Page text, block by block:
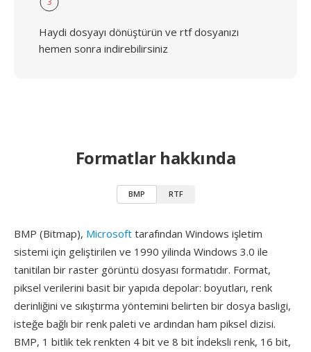
Haydi dosyayı dönüştürün ve rtf dosyanızı
hemen sonra indirebilirsiniz
Formatlar hakkında
BMP RTF
BMP (Bitmap), Microsoft tarafından Windows işletim
sistemi için geliştirilen ve 1990 yilinda Windows 3.0 ile
tanitilan bir raster görüntü dosyası formatıdır. Format,
piksel verilerini basit bir yapıda depolar: boyutları, renk
derinliğini ve sıkıştırma yöntemini belirten bir dosya basligi,
isteğe bağlı bir renk paleti ve ardından ham piksel dizisi.
BMP, 1 bitlik tek renkten 4 bit ve 8 bit i̇ndeksli renk, 16 bit,